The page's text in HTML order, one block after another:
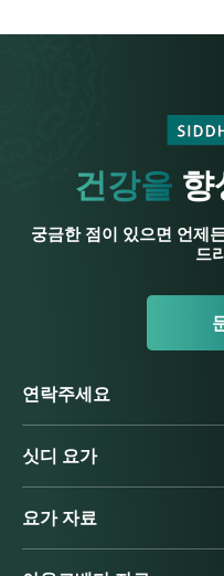
건강을 향
궁금한 점이 있으면 언제
드
연락주세요
싯디 요가
요가 자료